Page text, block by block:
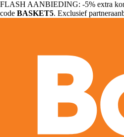
FLASH AANBIEDING: -5% extra
code BASKET5. Exclusief